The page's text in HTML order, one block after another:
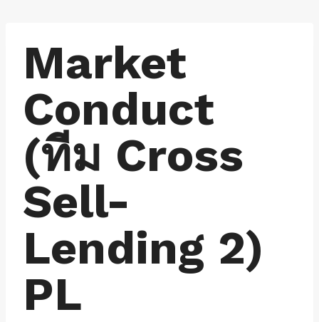
contentMarket
Conduct
(ทีม Cross
Sell-
Lending 2)
PL